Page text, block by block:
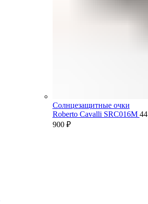
Солнцезащитные очки
Roberto Cavalli SRC016M 44
900 ₽